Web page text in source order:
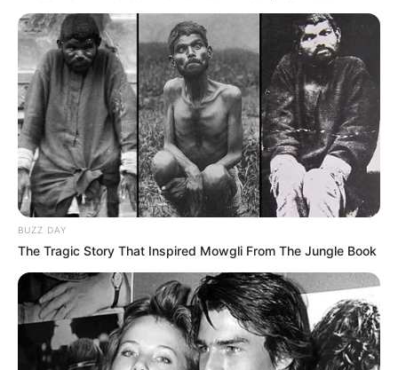
BUZZ DAY
The Tragic Story That Inspired Mowgli From The Jungle Book